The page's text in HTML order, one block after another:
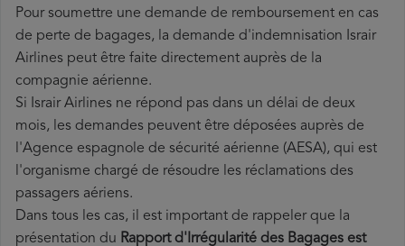
Pour soumettre une demande de remboursement en cas
de perte de bagages, la demande d'indemnisation Israir
Airlines peut être faite directement auprès de la
compagnie aérienne.
Si Israir Airlines ne répond pas dans un délai de deux
mois, les demandes peuvent être déposées auprès de
l'Agence espagnole de sécurité aérienne (AESA), qui est
l'organisme chargé de résoudre les réclamations des
passagers aériens.
Dans tous les cas, il est important de rappeler que la
présentation du Rapport d'Irrégularité des Bagages est